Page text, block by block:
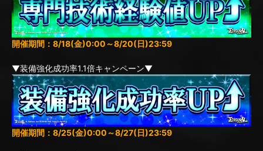
開催期間：8/18(金)0:00～8/20(日)23:59
▼装備強化成功率1.1倍キャンペーン▼
開催期間：8/25(金)0:00～8/27(日)23:59